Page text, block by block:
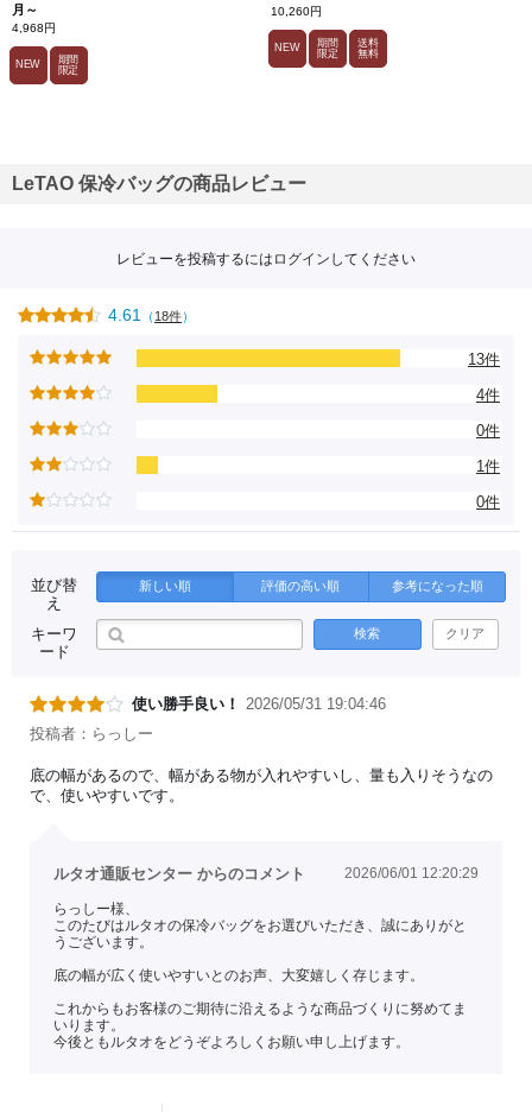
月～
4,968円
NEW
期間
限定
10,260円
NEW
期間
限定
送料
無料
LeTAO 保冷バッグの商品レビュー
レビューを投稿するには ログイン してください
4.61 （18件）
13件
4件
0件
1件
0件
並び替
え
新しい順 評価の高い順 参考になった順
キーワ
ード
検索 クリア
使い勝手良い！
2026/05/31 19:04:46
投稿者：らっしー
底の幅があるので、幅がある物が入れやすいし、量も入りそうなの
で、使いやすいです。
ルタオ通販センター からのコメント 2026/06/01 12:20:29
らっしー様、
このたびはルタオの保冷バッグをお選びいただき、誠にありがと
うございます。
底の幅が広く使いやすいとのお声、大変嬉しく存じます。
これからもお客様のご期待に沿えるような商品づくりに努めてま
いります。
今後ともルタオをどうぞよろしくお願い申し上げます。